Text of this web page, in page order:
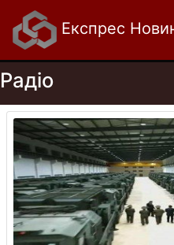
Експрес
Радіо